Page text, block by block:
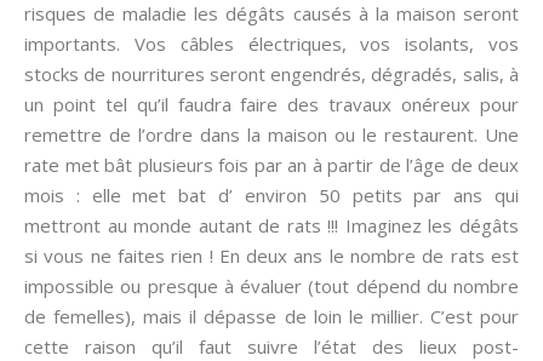
risques de maladie les dégâts causés à la maison seront
importants. Vos câbles électriques, vos isolants, vos
stocks de nourritures seront engendrés, dégradés, salis, à
un point tel qu’il faudra faire des travaux onéreux pour
remettre de l’ordre dans la maison ou le restaurent. Une
rate met bât plusieurs fois par an à partir de l’âge de deux
mois : elle met bat d’ environ 50 petits par ans qui
mettront au monde autant de rats !!! Imaginez les dégâts
si vous ne faites rien ! En deux ans le nombre de rats est
impossible ou presque à évaluer (tout dépend du nombre
de femelles), mais il dépasse de loin le millier. C’est pour
cette raison qu’il faut suivre l’état des lieux post-